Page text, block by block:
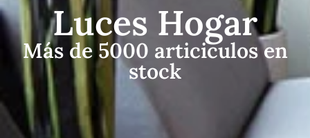
Luces Hogar
Más de 5000 articiculos en
stock